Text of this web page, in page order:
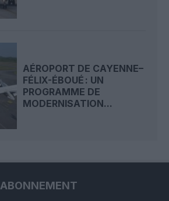
AÉROPORT DE CAYENNE–
FÉLIX-ÉBOUÉ : UN
PROGRAMME DE
MODERNISATION...
ABONNEMENT